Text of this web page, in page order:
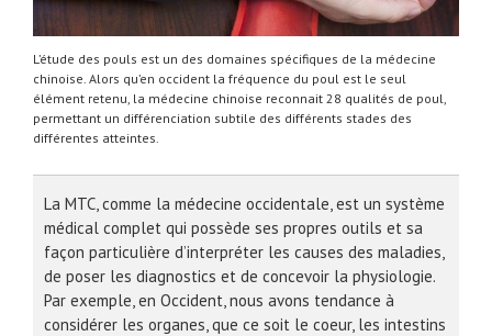
L’étude des pouls est un des domaines spécifiques de la médecine
chinoise. Alors qu’en occident la fréquence du poul est le seul
élément retenu, la médecine chinoise reconnait 28 qualités de poul,
permettant un différenciation subtile des différents stades des
différentes atteintes.
La MTC, comme la médecine occidentale, est un système
médical complet qui possède ses propres outils et sa
façon particulière d’interpréter les causes des maladies,
de poser les diagnostics et de concevoir la physiologie.
Par exemple, en Occident, nous avons tendance à
considérer les organes, que ce soit le coeur, les intestins